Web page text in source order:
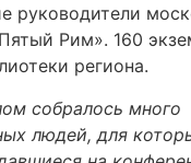
руководители
Рим». 160
региона.
собралось много
людей, для